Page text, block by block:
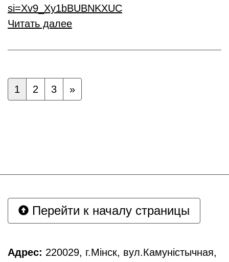
si=Xv9_Xy1bBUBNKXUC
Читать далее
1 2 3 »
Перейти к началу страницы
Адрес: 220029, г.Мінск, вул.Камуністычная,